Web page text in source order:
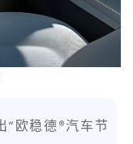
“欧稳德®汽车节